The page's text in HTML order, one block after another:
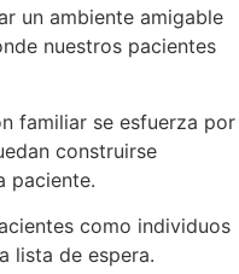
un ambiente amigable
nuestros pacientes
familiar se esfuerza por
construirse
paciente.
como individuos
lista de espera.